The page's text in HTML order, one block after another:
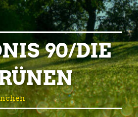
90/DIE